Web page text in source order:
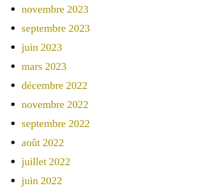
novembre 2023
septembre 2023
juin 2023
mars 2023
décembre 2022
novembre 2022
septembre 2022
août 2022
juillet 2022
juin 2022